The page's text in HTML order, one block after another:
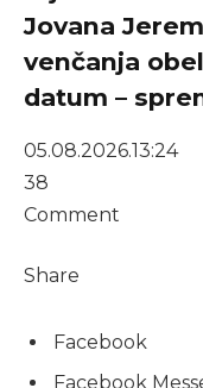
Jovana
venčanja
datum –
05.08.2026.13:24
38
Comment
Share
Facebook
Facebook